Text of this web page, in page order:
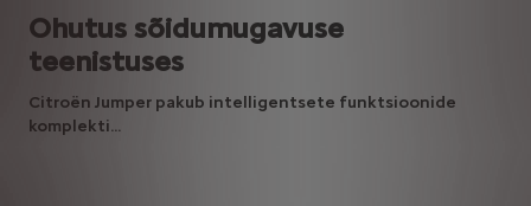
Ohutus sõidumugavuse
teenistuses
Citroën Jumper pakub intelligentsete funktsioonide
komplekti...